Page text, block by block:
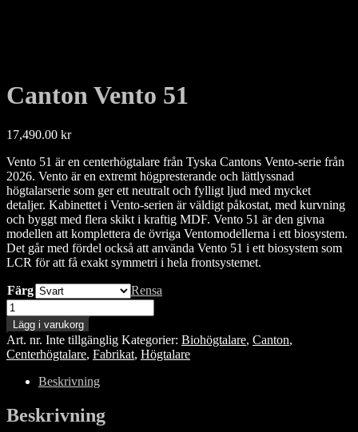
Canton Vento 51
17,490.00 kr
Vento 51 är en centerhögtalare från Tyska Cantons Vento-serie från
2026. Vento är en extremt högpresterande och lättlyssnad
högtalarserie som ger ett neutralt och fylligt ljud med mycket
detaljer. Kabinettet i Vento-serien är väldigt påkostat, med kurvning
och byggt med flera skikt i kraftig MDF. Vento 51 är den givna
modellen att komplettera de övriga Ventomodellerna i ett biosystem.
Det går med fördel också att använda Vento 51 i ett biosystem som
LCR för att få exakt symmetri i hela frontsystemet.
Färg
Rensa
Canton
Vento
51
mängd
Lägg i varukorg
Art. nr. Inte tillgänglig Kategorier: Biohögtalare, Canton,
Centerhögtalare, Fabrikat, Högtalare
Beskrivning
Beskrivning